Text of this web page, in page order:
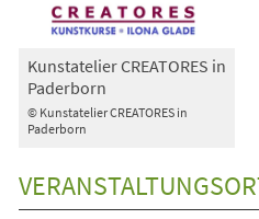
© Kunstatelier CREATORES in
Paderborn
Kunstatelier CREATORES in
Paderborn